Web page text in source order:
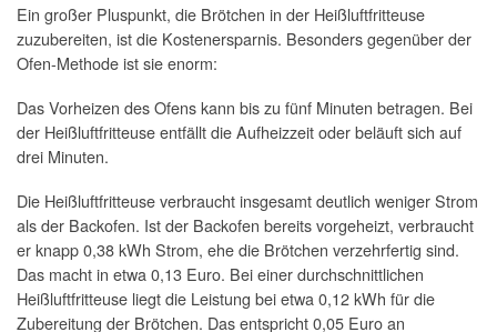
Ein großer Pluspunkt, die Brötchen in der Heißluftfritteuse
zuzubereiten, ist die Kostenersparnis. Besonders gegenüber der
Ofen-Methode ist sie enorm:
Das Vorheizen des Ofens kann bis zu fünf Minuten betragen. Bei
der Heißluftfritteuse entfällt die Aufheizzeit oder beläuft sich auf
drei Minuten.
Die Heißluftfritteuse verbraucht insgesamt deutlich weniger Strom
als der Backofen. Ist der Backofen bereits vorgeheizt, verbraucht
er knapp 0,38 kWh Strom, ehe die Brötchen verzehrfertig sind.
Das macht in etwa 0,13 Euro. Bei einer durchschnittlichen
Heißluftfritteuse liegt die Leistung bei etwa 0,12 kWh für die
Zubereitung der Brötchen. Das entspricht 0,05 Euro an